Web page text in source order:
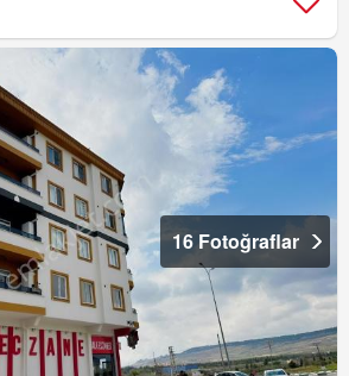
16 Fotoğraflar